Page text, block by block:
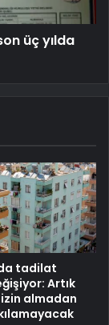
üç yılda
tadilat
Artık
almadan